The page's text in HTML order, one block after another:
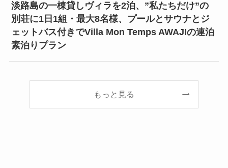
淡路島の一棟貸しヴィラを2泊、”私たちだけ”の
別荘に1日1組・最大8名様、プールとサウナとジ
ェットバス付きでVilla Mon Temps AWAJIの連泊
素泊りプラン
もっと見る